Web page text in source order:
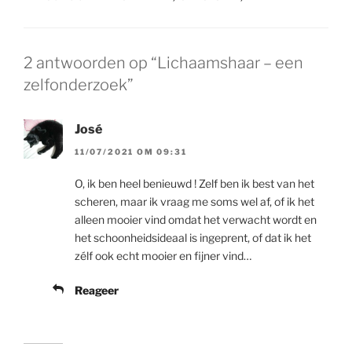
2 antwoorden op “Lichaamshaar – een
zelfonderzoek”
José
11/07/2021 OM 09:31
O, ik ben heel benieuwd ! Zelf ben ik best van het
scheren, maar ik vraag me soms wel af, of ik het
alleen mooier vind omdat het verwacht wordt en
het schoonheidsideaal is ingeprent, of dat ik het
zélf ook echt mooier en fijner vind…
Reageer